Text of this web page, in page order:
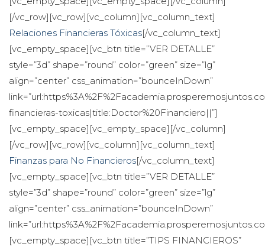
[/vc_row][vc_row][vc_column][vc_column_text]
Relaciones Financieras Tóxica[/vc_column_text]
[vc_empty_space][vc_btn title=”VER DETALLE”
tyle=”3d” shape=”round” color=”green” size=”lg”
align=”center” css_animation=”bounceInDown”
financieras-toxicas|title:Doctor%20Financiero||”]
[vc_empty_space][vc_empty_space][/vc_column]
[/vc_row][vc_row][vc_column][vc_column_text]
Finanzas para No Financiero[/vc_column_text]
[vc_empty_space][vc_btn title=”VER DETALLE”
tyle=”3d” shape=”round” color=”green” size=”lg”
align=”center” css_animation=”bounceInDown”
[vc_empty_space][vc_btn title=”TIPS FINANCIEROS”